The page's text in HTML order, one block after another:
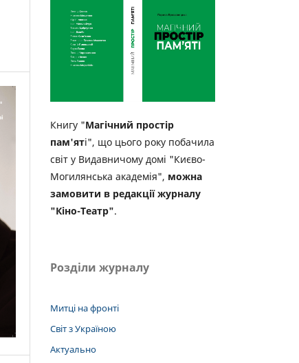
Книгу "Магічний простір
пам'яті", що цього року побачила
світ у Видавничому домі "Києво-
Могилянська академія", можна
замовити в редакції журналу
"Кіно-Театр".
Розділи журналу
Митці на фронті
Світ з Україною
Актуально